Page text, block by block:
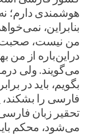
هوشمندی دارم؛
بنابراین،
من نیست، صحبت
دراین‌باره از
می‌گویند. ولی
بگویم، باید در
فارسی را
تحقیر زبان
می‌شود، محکم